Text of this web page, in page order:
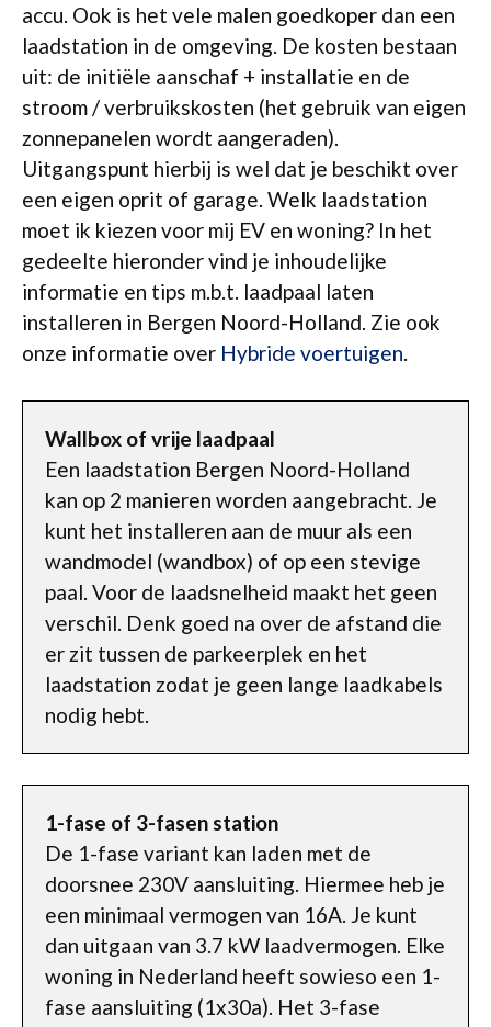
accu. Ook is het vele malen goedkoper dan een
laadstation in de omgeving. De kosten bestaan
uit: de initiële aanschaf + installatie en de
stroom / verbruikskosten (het gebruik van eigen
zonnepanelen wordt aangeraden).
Uitgangspunt hierbij is wel dat je beschikt over
een eigen oprit of garage. Welk laadstation
moet ik kiezen voor mij EV en woning? In het
gedeelte hieronder vind je inhoudelijke
informatie en tips m.b.t. laadpaal laten
installeren in Bergen Noord-Holland. Zie ook
onze informatie over Hybride voertuigen.
Wallbox of vrije laadpaal
Een laadstation Bergen Noord-Holland
kan op 2 manieren worden aangebracht. Je
kunt het installeren aan de muur als een
wandmodel (wandbox) of op een stevige
paal. Voor de laadsnelheid maakt het geen
verschil. Denk goed na over de afstand die
er zit tussen de parkeerplek en het
laadstation zodat je geen lange laadkabels
nodig hebt.
1-fase of 3-fasen station
De 1-fase variant kan laden met de
doorsnee 230V aansluiting. Hiermee heb je
een minimaal vermogen van 16A. Je kunt
dan uitgaan van 3.7 kW laadvermogen. Elke
woning in Nederland heeft sowieso een 1-
fase aansluiting (1x30a). Het 3-fase